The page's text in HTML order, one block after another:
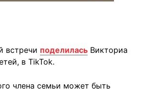
встречи поделилась Викториа
в TikTok.
члена семьи может быть